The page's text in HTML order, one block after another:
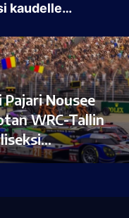
kaudelle…
Pajari Nousee
WRC-Tallin